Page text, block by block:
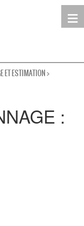
≡
ET ESTIMATION>
: